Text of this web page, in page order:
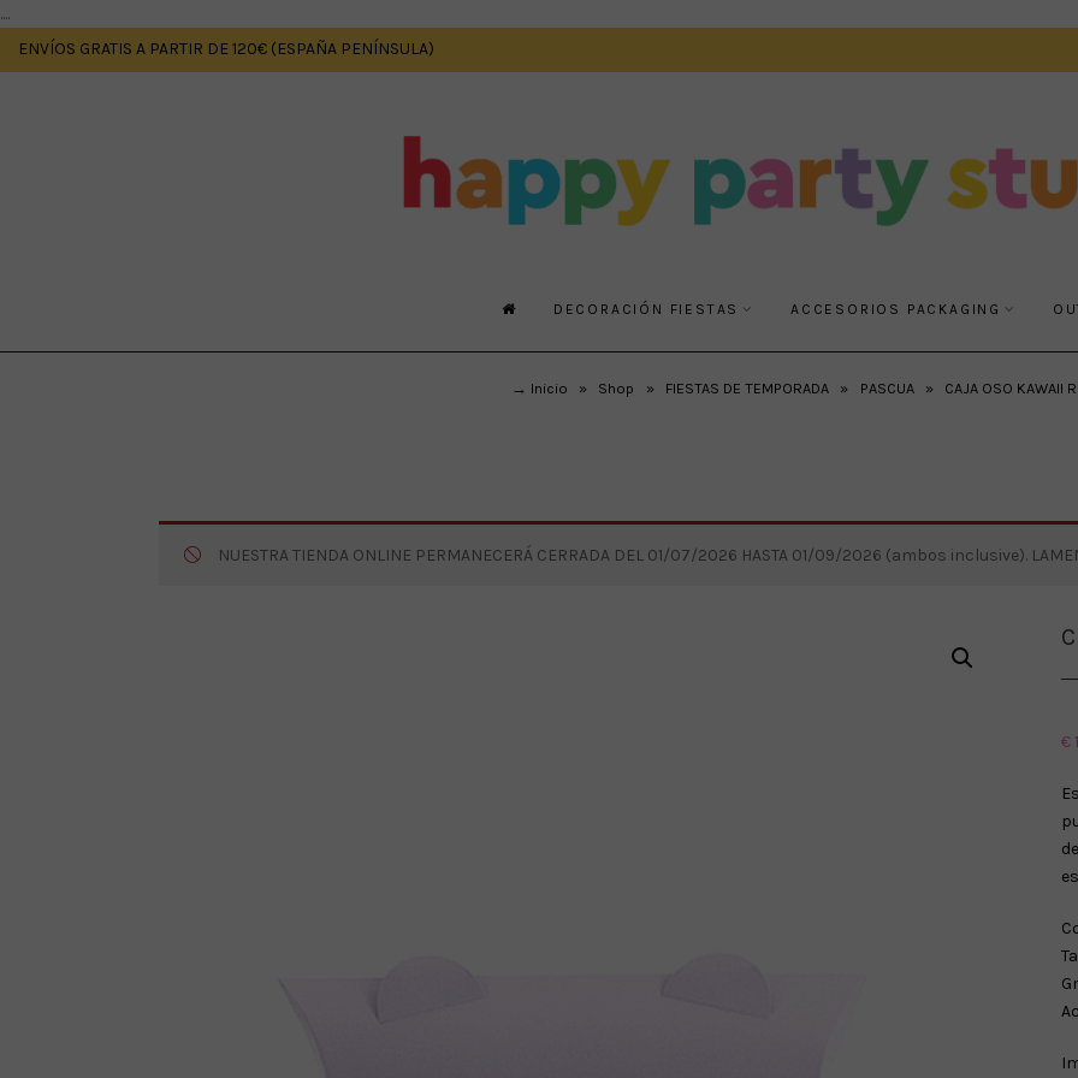
....
ENVÍOS GRATIS A PARTIR DE 120€ (ESPAÑA PENÍNSULA)
DECORACIÓN FIESTAS ACCESORIOS PACKAGING
→ Inicio » Shop » FIESTAS DE TEMPORADA » PASCUA » CAJA OSO KAWAII
NUESTRA TIENDA ONLINE PERMANECERÁ CERRADA DEL 01/07/2026 HASTA 01/09/2026 (ambos inclusive).
€